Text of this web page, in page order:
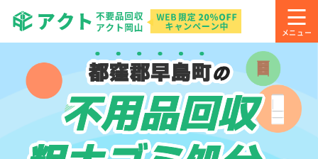
都窪郡早島町の
不用品回収